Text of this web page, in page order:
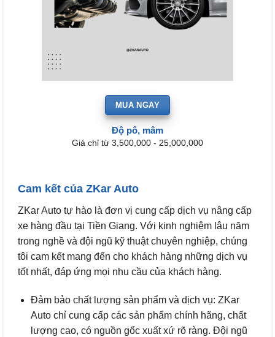
MUA NGAY
Độ pô, mâm
Giá chỉ từ 3,500,000 - 25,000,000
Cam kết của ZKar Auto
ZKar Auto tự hào là đơn vị cung cấp dịch vụ nâng cấp
xe hàng đầu tại Tiền Giang. Với kinh nghiệm lâu năm
trong nghề và đội ngũ kỹ thuật chuyên nghiệp, chúng
tôi cam kết mang đến cho khách hàng những dịch vụ
tốt nhất, đáp ứng mọi nhu cầu của khách hàng.
Đảm bảo chất lượng sản phẩm và dịch vụ: ZKar
Auto chỉ cung cấp các sản phẩm chính hãng, chất
lượng cao, có nguồn gốc xuất xứ rõ ràng. Đội ngũ